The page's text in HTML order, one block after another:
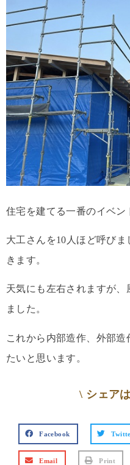
住宅を建てる一番のイベン
大工さんを10人ほど呼び
きます。
天気にも左右されますが
ました。
これから内部造作、外部
たいと思います。
\ シェア
Facebook
Email Print